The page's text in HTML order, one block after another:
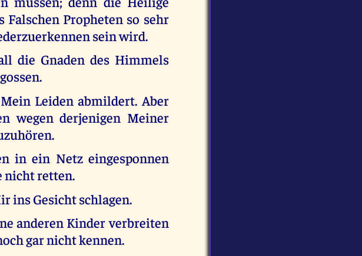
Propheten so sehr
sein wird.
die Gnaden des Himmels
Leiden abmildert. Aber
wegen derjenigen Meiner
in ein Netz eingesponnen
nicht retten.
ins Gesicht schlagen.
anderen Kinder verbreiten
gar nicht kennen.